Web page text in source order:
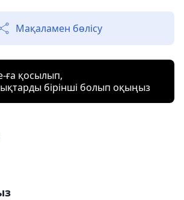
Мақаламен бөлісу
ға қосылып,
бірінші болып оқыңыз